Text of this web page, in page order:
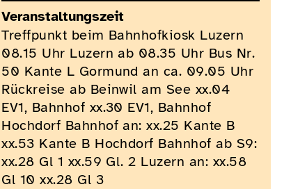
Veranstaltungszeit
Treffpunkt beim Bahnhofkiosk Luzern
08.15 Uhr Luzern ab 08.35 Uhr Bus Nr.
50 Kante L Gormund an ca. 09.05 Uhr
Rückreise ab Beinwil am See xx.04
EV1, Bahnhof xx.30 EV1, Bahnhof
Hochdorf Bahnhof an: xx.25 Kante B
xx.53 Kante B Hochdorf Bahnhof ab S9:
xx.28 Gl 1 xx.59 Gl. 2 Luzern an: xx.58
Gl 10 xx.28 Gl 3